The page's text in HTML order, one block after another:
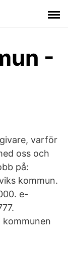
-
varför
oss och
på:
kommun.
e-
kommunen